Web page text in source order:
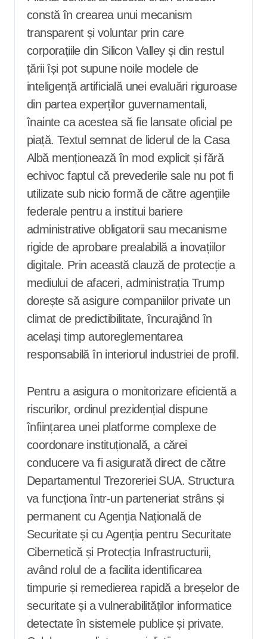
constă în crearea unui mecanism
transparent și voluntar prin care
corporațiile din Silicon Valley și din restul
țării își pot supune noile modele de
inteligență artificială unei evaluări riguroase
din partea experților guvernamentali,
înainte ca acestea să fie lansate oficial pe
piață. Textul semnat de liderul de la Casa
Albă menționează în mod explicit și fără
echivoc faptul că prevederile sale nu pot fi
utilizate sub nicio formă de către agențiile
federale pentru a institui bariere
administrative obligatorii sau mecanisme
rigide de aprobare prealabilă a inovațiilor
digitale. Prin această clauză de protecție a
mediului de afaceri, administrația Trump
dorește să asigure companiilor private un
climat de predictibilitate, încurajând în
același timp autoreglementarea
responsabilă în interiorul industriei de profil.
Pentru a asigura o monitorizare eficientă a
riscurilor, ordinul prezidențial dispune
înființarea unei platforme complexe de
coordonare instituțională, a cărei
conducere va fi asigurată direct de către
Departamentul Trezoreriei SUA. Structura
va funcționa într-un parteneriat strâns și
permanent cu Agenția Națională de
Securitate și cu Agenția pentru Securitate
Cibernetică și Protecția Infrastructurii,
având rolul de a facilita identificarea
timpurie și remedierea rapidă a breșelor de
securitate și a vulnerabilităților informatice
detectate în sistemele publice și private.